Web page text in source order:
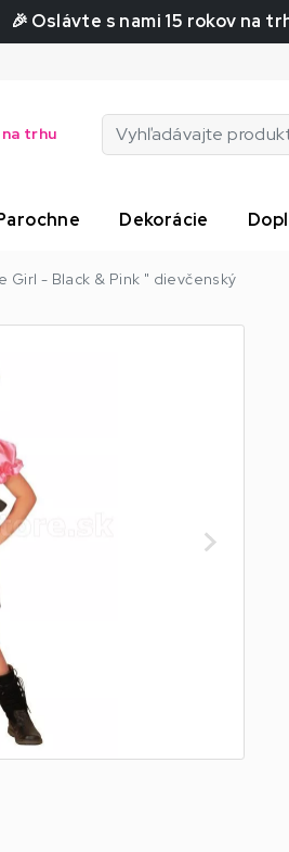
🎉 Oslávte s nami 15 rokov na
na trhu
Dekorácie
Girl - Black & Pink " dievčenský